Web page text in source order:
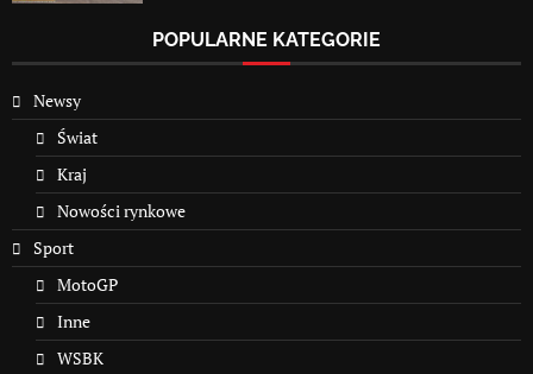
POPULARNE KATEGORIE
Newsy
Świat
Kraj
Nowości rynkowe
Sport
MotoGP
Inne
WSBK